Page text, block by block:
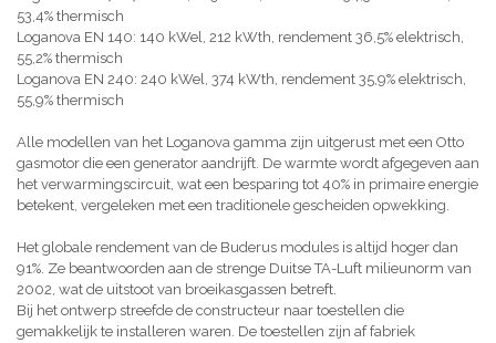
53,4% thermisch
Loganova EN 140: 140 kWel, 212 kWth, rendement 36,5% elektrisch,
55,2% thermisch
Loganova EN 240: 240 kWel, 374 kWth, rendement 35,9% elektrisch,
55,9% thermisch
Alle modellen van het Loganova gamma zijn uitgerust met een Otto
gasmotor die een generator aandrijft. De warmte wordt afgegeven aan
het verwarmingscircuit, wat een besparing tot 40% in primaire energie
betekent, vergeleken met een traditionele gescheiden opwekking.
Het globale rendement van de Buderus modules is altijd hoger dan
91%. Ze beantwoorden aan de strenge Duitse TA-Luft milieunorm van
2002, wat de uitstoot van broeikasgassen betreft.
Bij het ontwerp streefde de constructeur naar toestellen die
gemakkelijk te installeren waren. De toestellen zijn af fabriek